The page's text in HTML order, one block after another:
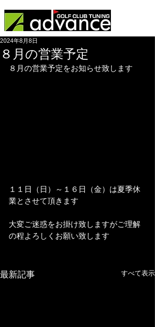
８月の営業予定
2024年8月8日
８月の営業予定をお知らせ致します
１１日（日）～１６日（金）は夏季休
業とさせて頂きます
大変ご迷惑をお掛け致しますがご理解
の程よろしくお願い致します
最新記事 すべて表示